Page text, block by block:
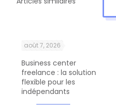
août 7, 2026
Business center
freelance : la solution
flexible pour les
indépendants